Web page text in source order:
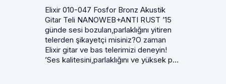
Elixir 010-047 Fosfor Bronz Akustik
Gitar Teli NANOWEB+ANTI RUST ’15
günde sesi bozulan,parlaklığını yitiren
telerden şikayetçi misiniz?O zaman
Elixir gitar ve bas telerimizi deneyin!
’Ses kalitesini,parlaklığını ve yüksek p...